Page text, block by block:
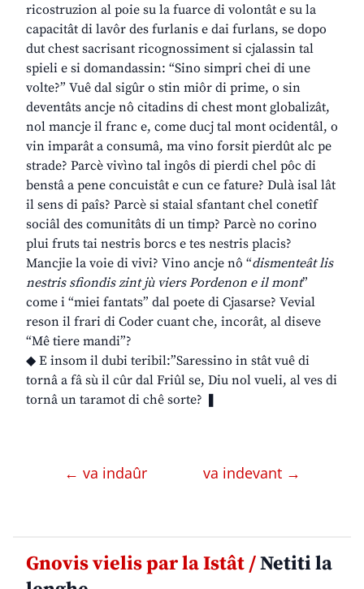
ricostruzion al poie su la fuarce di volontât e su la
capacitât di lavôr des furlanis e dai furlans, se dopo
dut chest sacrisant ricognossiment si cjalassin tal
spieli e si domandassin: “Sino simpri chei di une
volte?” Vuê dal sigûr o stin miôr di prime, o sin
deventâts ancje nô citadins di chest mont globalizât,
nol mancje il franc e, come ducj tal mont ocidentâl, o
vin imparât a consumâ, ma vino forsit pierdût alc pe
strade? Parcè vivìno tal ingôs di pierdi chel pôc di
benstâ a pene concuistât e cun ce fature? Dulà isal lât
il sens di paîs? Parcè si staial sfantant chel conetîf
sociâl des comunitâts di un timp? Parcè no corino
plui fruts tai nestris borcs e tes nestris placis?
Mancjie la voie di vivi? Vino ancje nô “dismenteât lis
nestris sfiondis zint jù viers Pordenon e il mont”
come i “miei fantats” dal poete di Cjasarse? Vevial
reson il frari di Coder cuant che, incorât, al diseve
“Mê tiere mandi”?
◆ E insom il dubi teribil:”Saressino in stât vuê di
tornâ a fâ sù il cûr dal Friûl se, Diu nol vueli, al ves di
tornâ un taramot di chê sorte? ❚
← va indaûr va indevant →
Gnovis vielis par la Istât /Netiti la